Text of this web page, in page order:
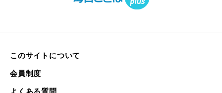
このサイトについて
会員制度
よくある質問